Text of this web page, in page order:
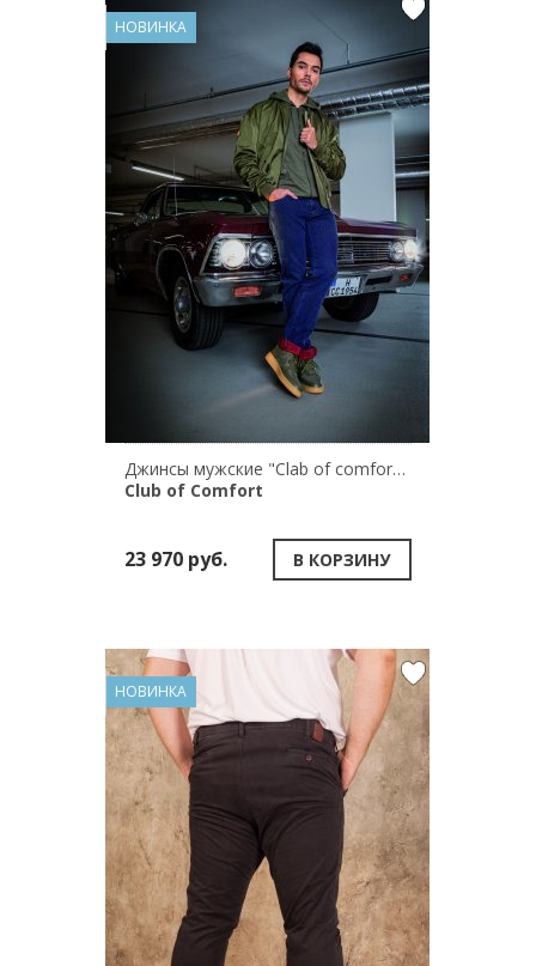
НОВИНКА
Джинсы мужские "Clab of comfort" HENRY 6822/43
Club of Comfort
23 970 руб. В КОРЗИНУ
НОВИНКА